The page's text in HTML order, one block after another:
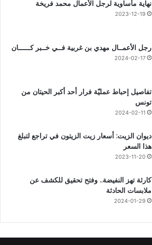
نهاية مأساوية لرجل الأعمال محمد فريخة
2023-12-19
رجل الأعمــال مهدي بن غربية فــي خــبر كــــــان
2024-02-17
تفاصيل إحباط عمليّة فرار أحد أكبر الحيتان من
تونس
2024-02-11
ديوان الزيت: أسعار زيت الزيتون في تراجع لتبلغ
هذا السعر
2023-11-20
كارثة تهز النفيضة.. وفتح تحقيق للكشف عن
ملابسات الحادثة
2024-01-29